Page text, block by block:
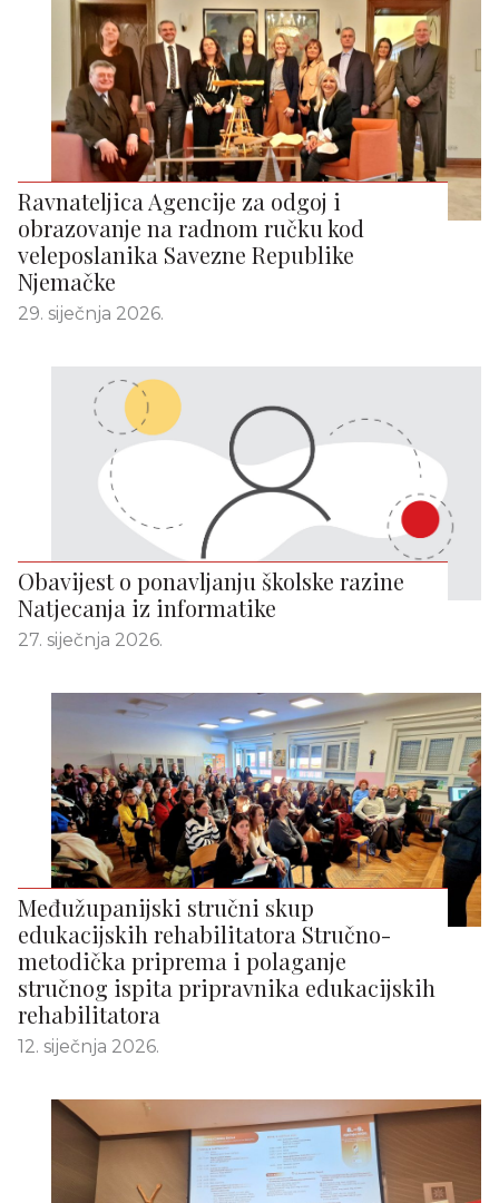
Ravnateljica Agencije za odgoj i
obrazovanje na radnom ručku kod
veleposlanika Savezne Republike
Njemačke
29. siječnja 2026.
Obavijest o ponavljanju školske razine
Natjecanja iz informatike
27. siječnja 2026.
Međužupanijski stručni skup
edukacijskih rehabilitatora Stručno-
metodička priprema i polaganje
stručnog ispita pripravnika edukacijskih
rehabilitatora
12. siječnja 2026.